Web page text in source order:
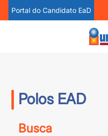
Portal do Candidato EaD
Polos EAD
Busca